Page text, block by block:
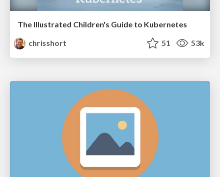
The Illustrated Children's Guide to Kubernetes
chrisshort
51 53k